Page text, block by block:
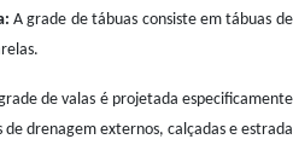
A grade de tábuas consiste em tábuas
de valas é projetada
de drenagem externos, calçadas e